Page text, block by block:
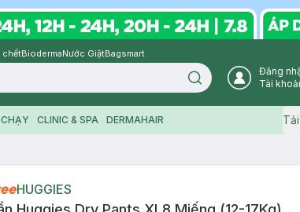
chếtBiodermaNước GiặtBagsmart
Search icon
Đăng
Tài
CLINIC & SPA DERMAHAIR
HUGGIES